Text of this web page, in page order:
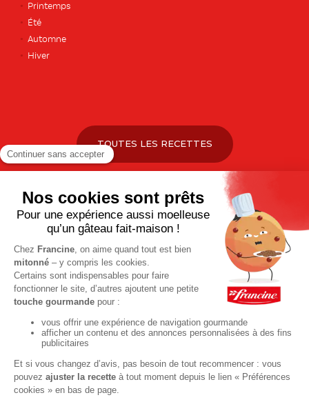
Printemps
Été
Automne
Hiver
TOUTES LES RECETTES
Pour votre santé, pratiquez une activité physique régulière. Plus
d’infos surwww.mangerbouger.fr